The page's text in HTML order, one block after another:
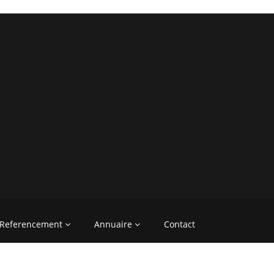
Referencement Annuaire Contact